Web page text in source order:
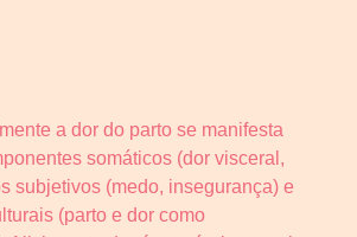
a dor do parto se manifesta
somáticos (dor visceral,
subjetivos (medo, insegurança) e
(parto e dor como